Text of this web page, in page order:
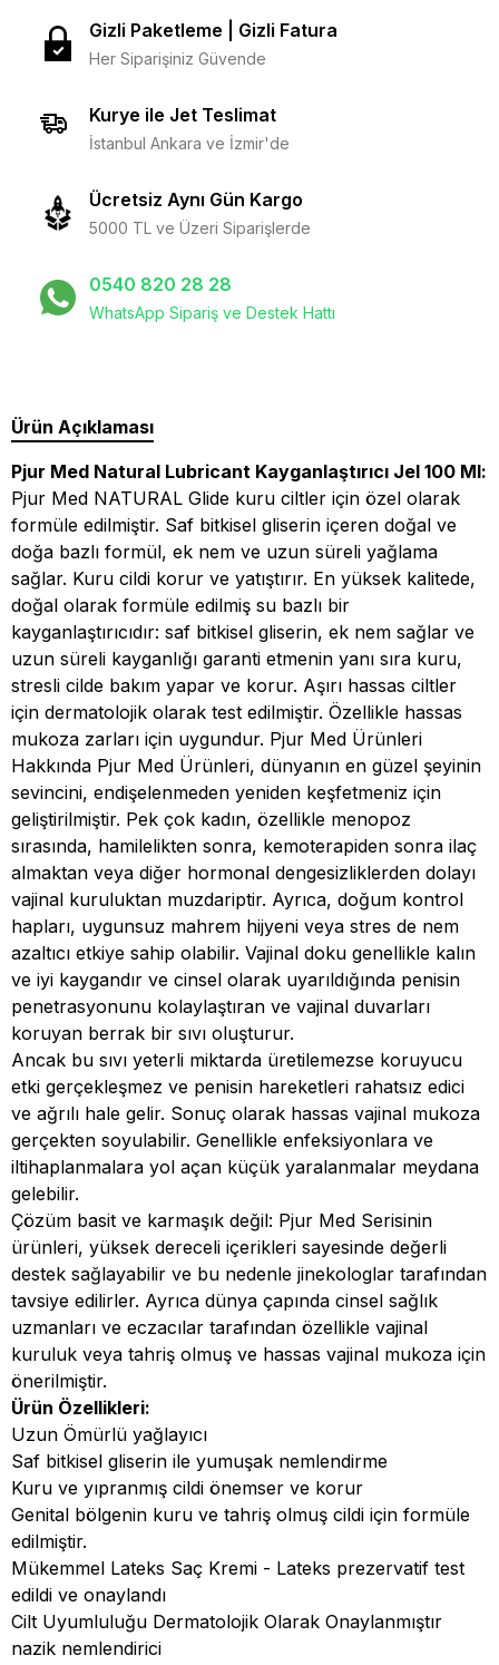
Gizli Paketleme | Gizli Fatura
Her Siparişiniz Güvende
Kurye ile Jet Teslimat
İstanbul Ankara ve İzmir'de
Ücretsiz Aynı Gün Kargo
5000 TL ve Üzeri Siparişlerde
0540 820 28 28
WhatsApp Sipariş ve Destek Hattı
Ürün Açıklaması
Pjur Med Natural Lubricant Kayganlaştırıcı Jel 100 Ml:
Pjur Med NATURAL Glide kuru ciltler için özel olarak
formüle edilmiştir. Saf bitkisel gliserin içeren doğal ve
doğa bazlı formül, ek nem ve uzun süreli yağlama
sağlar. Kuru cildi korur ve yatıştırır. En yüksek kalitede,
doğal olarak formüle edilmiş su bazlı bir
kayganlaştırıcıdır: saf bitkisel gliserin, ek nem sağlar ve
uzun süreli kayganlığı garanti etmenin yanı sıra kuru,
stresli cilde bakım yapar ve korur. Aşırı hassas ciltler
için dermatolojik olarak test edilmiştir. Özellikle hassas
mukoza zarları için uygundur. Pjur Med Ürünleri
Hakkında Pjur Med Ürünleri, dünyanın en güzel şeyinin
sevincini, endişelenmeden yeniden keşfetmeniz için
geliştirilmiştir. Pek çok kadın, özellikle menopoz
sırasında, hamilelikten sonra, kemoterapiden sonra ilaç
almaktan veya diğer hormonal dengesizliklerden dolayı
vajinal kuruluktan muzdariptir. Ayrıca, doğum kontrol
hapları, uygunsuz mahrem hijyeni veya stres de nem
azaltıcı etkiye sahip olabilir. Vajinal doku genellikle kalın
ve iyi kaygandır ve cinsel olarak uyarıldığında penisin
penetrasyonunu kolaylaştıran ve vajinal duvarları
koruyan berrak bir sıvı oluşturur.
Ancak bu sıvı yeterli miktarda üretilemezse koruyucu
etki gerçekleşmez ve penisin hareketleri rahatsız edici
ve ağrılı hale gelir. Sonuç olarak hassas vajinal mukoza
gerçekten soyulabilir. Genellikle enfeksiyonlara ve
iltihaplanmalara yol açan küçük yaralanmalar meydana
gelebilir.
Çözüm basit ve karmaşık değil: Pjur Med Serisinin
ürünleri, yüksek dereceli içerikleri sayesinde değerli
destek sağlayabilir ve bu nedenle jinekologlar tarafından
tavsiye edilirler. Ayrıca dünya çapında cinsel sağlık
uzmanları ve eczacılar tarafından özellikle vajinal
kuruluk veya tahriş olmuş ve hassas vajinal mukoza için
önerilmiştir.
Ürün Özellikleri:
Uzun Ömürlü yağlayıcı
Saf bitkisel gliserin ile yumuşak nemlendirme
Kuru ve yıpranmış cildi önemser ve korur
Genital bölgenin kuru ve tahriş olmuş cildi için formüle
edilmiştir.
Mükemmel Lateks Saç Kremi - Lateks prezervatif test
edildi ve onaylandı
Cilt Uyumluluğu Dermatolojik Olarak Onaylanmıştır
nazik nemlendirici